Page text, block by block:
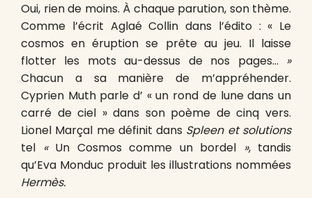
Oui, rien de moins. À chaque parution, son thème.
Comme l’écrit Aglaé Collin dans l’édito : « Le
cosmos en éruption se prête au jeu. Il laisse
flotter les mots au-dessus de nos pages… »
Chacun a sa manière de m’appréhender.
Cyprien Muth parle d’ « un rond de lune dans un
carré de ciel » dans son poème de cinq vers.
Lionel Marçal me définit dans Spleen et solutions
tel « Un Cosmos comme un bordel », tandis
qu’Eva Monduc produit les illustrations nommées
Hermès.